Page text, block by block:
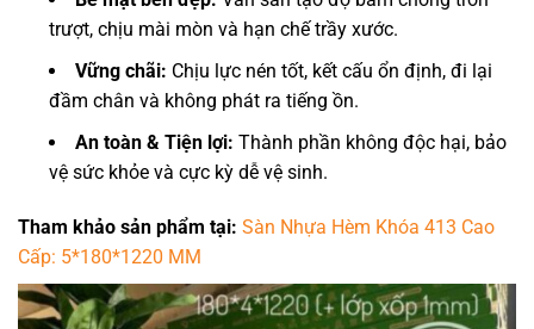
trượt, chịu mài mòn và hạn chế trầy xước.
Vững chãi: Chịu lực nén tốt, kết cấu ổn định, đi lại
đầm chân và không phát ra tiếng ồn.
An toàn & Tiện lợi: Thành phần không độc hại, bảo
vệ sức khỏe và cực kỳ dễ vệ sinh.
Tham khảo sản phẩm tại: Sàn Nhựa Hèm Khóa 413 Cao
Cấp: 5*180*1220 MM